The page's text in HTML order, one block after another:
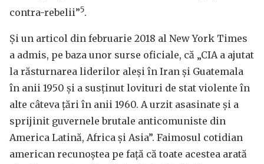
contra-rebelii”5.
Și un articol din februarie 2018 al New York Times
a admis, pe baza unor surse oficiale, că „CIA a ajutat
la răsturnarea liderilor aleși în Iran și Guatemala
în anii 1950 și a susținut lovituri de stat violente în
alte câteva țări în anii 1960. A urzit asasinate și a
sprijinit guvernele brutale anticomuniste din
America Latină, Africa și Asia”. Faimosul cotidian
american recunoștea pe față că toate acestea arată